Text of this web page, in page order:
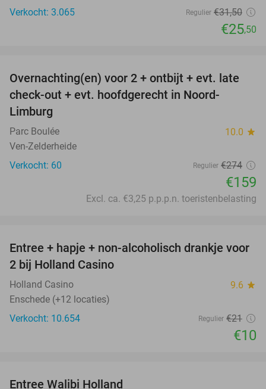
Verkocht: 3.065
Regulier €31,50
€25,50
42%
Overnachting(en) voor 2 + ontbijt + evt. late
check-out + evt. hoofdgerecht in Noord-
Limburg
Parc Boulée 10.0 star
Ven-Zelderheide
Verkocht: 60
Regulier €274
€159
Excl. ca. €3,25 p.p.p.n. toeristenbelasting
52%
Entree + hapje + non-alcoholisch drankje voor
2 bij Holland Casino
Holland Casino 9.6 star
Enschede (+12 locaties)
Verkocht: 10.654
Regulier €21
€10
Entree Walibi Holland